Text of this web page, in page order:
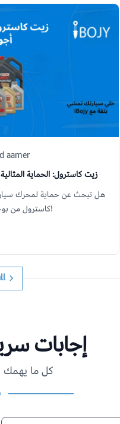
aamer
زيت كاسترول: الحماية
هل تبحث عن حماية لمحرك
كاسترول من بوجي هو الحل الأمثل. احصل عليه الآن!
إجابات
كل ما